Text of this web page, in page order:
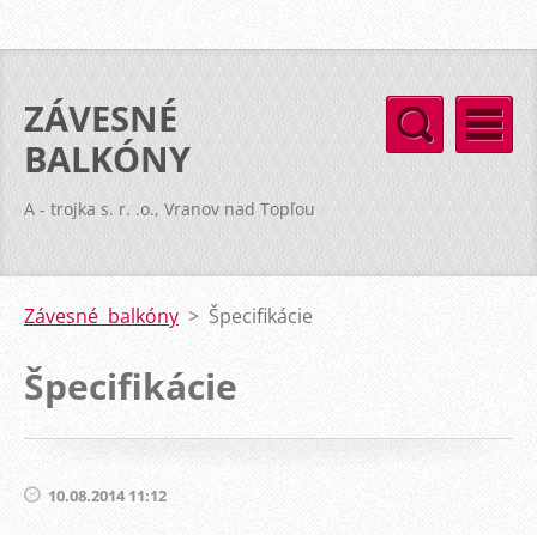
ZÁVESNÉ
BALKÓNY
A - trojka s. r. .o., Vranov nad Topľou
Závesné balkóny > Špecifikácie
Špecifikácie
10.08.2014 11:12